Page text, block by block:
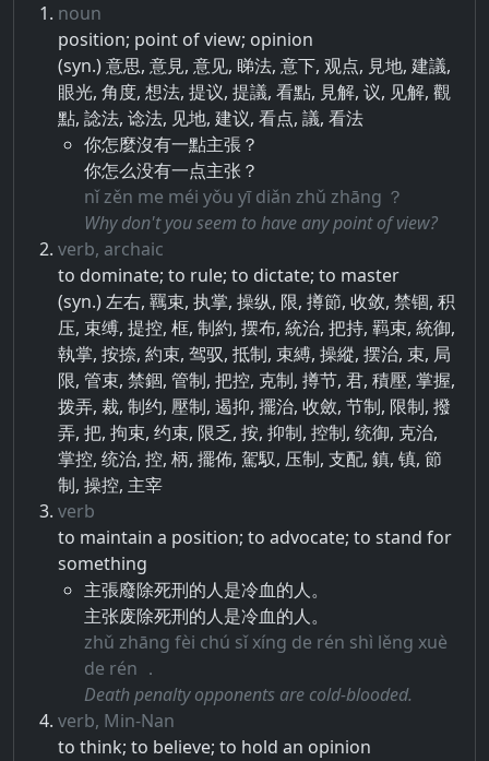
noun
position; point of view; opinion
(syn.) 意思, 意見, 意见, 睇法, 意下, 观点, 見地, 建議,
眼光, 角度, 想法, 提议, 提議, 看點, 見解, 议, 见解, 觀
點, 諗法, 谂法, 见地, 建议, 看点, 議, 看法
你怎麼沒有一點主張？
你怎么没有一点主张？
nǐ zěn me méi yǒu yī diǎn zhǔ zhāng ？
Why don't you seem to have any point of view?
verb, archaic
to dominate; to rule; to dictate; to master
(syn.) 左右, 羈束, 执掌, 操纵, 限, 撙節, 收敛, 禁锢, 积
压, 束缚, 提控, 框, 制約, 摆布, 統治, 把持, 羁束, 統御,
執掌, 按捺, 約束, 驾驭, 抵制, 束縛, 操縱, 摆治, 束, 局
限, 管束, 禁錮, 管制, 把控, 克制, 撙节, 君, 積壓, 掌握,
拨弄, 裁, 制约, 壓制, 遏抑, 擺治, 收斂, 节制, 限制, 撥
弄, 把, 拘束, 约束, 限乏, 按, 抑制, 控制, 统御, 克治,
掌控, 统治, 控, 柄, 擺佈, 駕馭, 压制, 支配, 鎮, 镇, 節
制, 操控, 主宰
verb
to maintain a position; to advocate; to stand for
something
主張廢除死刑的人是冷血的人。
主张废除死刑的人是冷血的人。
zhǔ zhāng fèi chú sǐ xíng de rén shì lěng xuè
de rén ．
Death penalty opponents are cold-blooded.
verb, Min-Nan
to think; to believe; to hold an opinion